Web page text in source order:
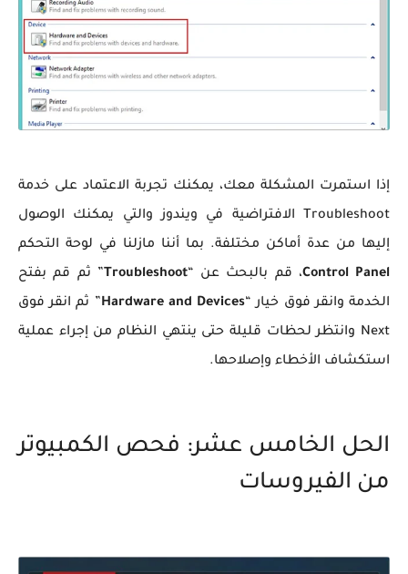
إذا استمرت المشكلة معك، يمكنك تجربة الاعتماد على خدمة
Troubleshoot الافتراضية في ويندوز والتي يمكنك الوصول
إليها من عدة أماكن مختلفة. بما أننا مازلنا في لوحة التحكم
Control Panel، قم بالبحث عن “Troubleshoot ” ثم قم بفتح
الخدمة وانقر فوق خيار “Hardware and Devices” ثم انقر فوق
Next وانتظر لحظات قليلة حتى ينتهي النظام من إجراء عملية
استكشاف الأخطاء وإصلاحها.
الحل الخامس عشر: فحص الكمبيوتر
من الفيروسات